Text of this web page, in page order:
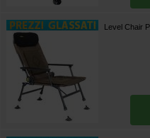
Level Chair